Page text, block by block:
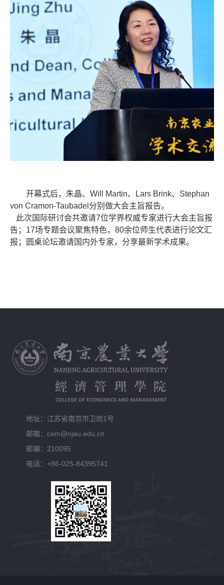
开幕式后，朱晶、Will Martin、Lars Brink、Stephan
von Cramon-Taubadel分别做大会主旨报告。
此次国际研讨会共邀请7位学界权威专家进行大会主旨报
告；17场专题会议聚焦特色，80余位师生代表进行论文汇
报；圆桌论坛邀请国内外专家，分享最新学术成果。
地址：江苏省南京市卫岗1号
邮箱：cem@njau.edu.cn
邮编：210095
电话：+86-025-84395741